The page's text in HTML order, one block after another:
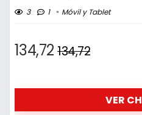
3 1 Móvil y Tablet
134,72 134,72
VER